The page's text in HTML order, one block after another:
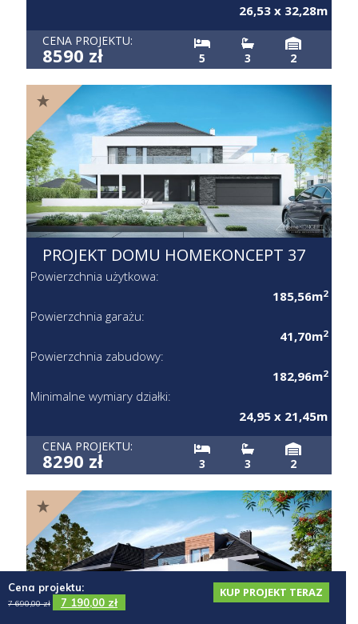
Cena projektu:
7 690,00zł 7 190,00 zł
KUP PROJEKT TERAZ
26,53 x 32,28m
CENA PROJEKTU:
8590 zł 5 3 2
PROJEKT DOMU HOMEKONCEPT 37
Powierzchnia użytkowa:
185,56m2
Powierzchnia garażu:
41,70m2
Powierzchnia zabudowy:
182,96m2
Minimalne wymiary działki:
24,95 x 21,45m
CENA PROJEKTU:
8290 zł 3 3 2